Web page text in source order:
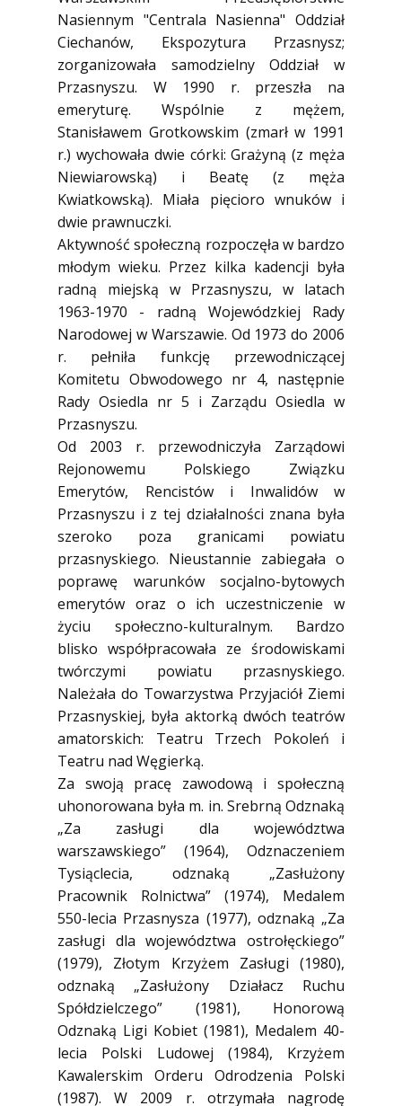
Nasiennym "Centrala Nasienna" Oddział
Ciechanów, Ekspozytura Przasnysz;
zorganizowała samodzielny Oddział w
Przasnyszu. W 1990 r. przeszła na
emeryturę. Wspólnie z mężem,
Stanisławem Grotkowskim (zmarł w 1991
r.) wychowała dwie córki: Grażyną (z męża
Niewiarowską) i Beatę (z męża
Kwiatkowską). Miała pięcioro wnuków i
dwie prawnuczki.
Aktywność społeczną rozpoczęła w bardzo
młodym wieku. Przez kilka kadencji była
radną miejską w Przasnyszu, w latach
1963-1970 - radną Wojewódzkiej Rady
Narodowej w Warszawie. Od 1973 do 2006
r. pełniła funkcję przewodniczącej
Komitetu Obwodowego nr 4, następnie
Rady Osiedla nr 5 i Zarządu Osiedla w
Przasnyszu.
Od 2003 r. przewodniczyła Zarządowi
Rejonowemu Polskiego Związku
Emerytów, Rencistów i Inwalidów w
Przasnyszu i z tej działalności znana była
szeroko poza granicami powiatu
przasnyskiego. Nieustannie zabiegała o
poprawę warunków socjalno-bytowych
emerytów oraz o ich uczestniczenie w
życiu społeczno-kulturalnym. Bardzo
blisko współpracowała ze środowiskami
twórczymi powiatu przasnyskiego.
Należała do Towarzystwa Przyjaciół Ziemi
Przasnyskiej, była aktorką dwóch teatrów
amatorskich: Teatru Trzech Pokoleń i
Teatru nad Węgierką.
Za swoją pracę zawodową i społeczną
uhonorowana była m. in. Srebrną Odznaką
„Za zasługi dla województwa
warszawskiego” (1964), Odznaczeniem
Tysiąclecia, odznaką „Zasłużony
Pracownik Rolnictwa” (1974), Medalem
550-lecia Przasnysza (1977), odznaką „Za
zasługi dla województwa ostrołęckiego”
(1979), Złotym Krzyżem Zasługi (1980),
odznaką „Zasłużony Działacz Ruchu
Spółdzielczego” (1981), Honorową
Odznaką Ligi Kobiet (1981), Medalem 40-
lecia Polski Ludowej (1984), Krzyżem
Kawalerskim Orderu Odrodzenia Polski
(1987). W 2009 r. otrzymała nagrodę